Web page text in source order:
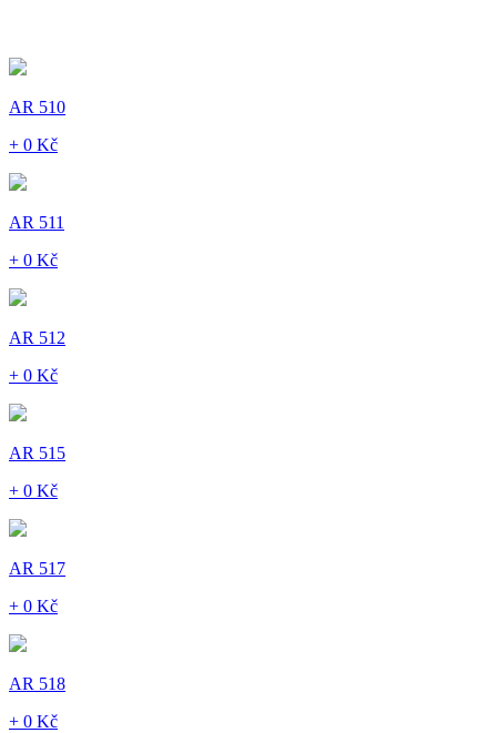
AR 510
+ 0 Kč
AR 511
+ 0 Kč
AR 512
+ 0 Kč
AR 515
+ 0 Kč
AR 517
+ 0 Kč
AR 518
+ 0 Kč